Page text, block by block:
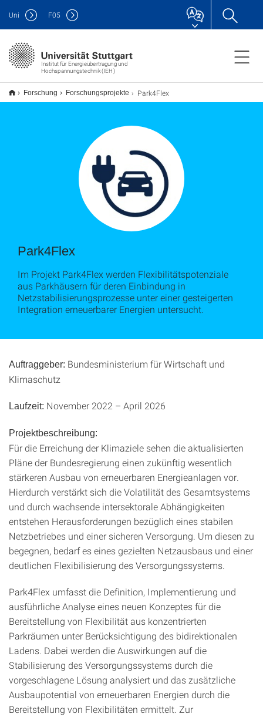
Institut für Energieübertragung und
Hochspannungstechnik (IEH)
Uni F05
Forschung Forschungsprojekte Park4Flex
Park4Flex
Im Projekt Park4Flex werden Flexibilitätspotenziale
aus Parkhäusern für deren Einbindung in
Netzstabilisierungsprozesse unter einer gesteigerten
Integration erneuerbarer Energien untersucht.
Auftraggeber: Bundesministerium für Wirtschaft und
Klimaschutz
Laufzeit: November 2022 – April 2026
Projektbeschreibung:
Für die Erreichung der Klimaziele sehen die aktualisierten
Pläne der Bundesregierung einen zukünftig wesentlich
stärkeren Ausbau von erneuerbaren Energieanlagen vor.
Hierdurch verstärkt sich die Volatilität des Gesamtsystems
und durch wachsende intersektorale Abhängigkeiten
entstehen Herausforderungen bezüglich eines stabilen
Netzbetriebes und einer sicheren Versorgung. Um diesen zu
begegnen, bedarf es eines gezielten Netzausbaus und einer
deutlichen Flexibilisierung des Versorgungssystems.
Park4Flex umfasst die Definition, Implementierung und
ausführliche Analyse eines neuen Konzeptes für die
Bereitstellung von Flexibilität aus konzentrierten
Parkräumen unter Berücksichtigung des bidirektionalen
Ladens. Dabei werden die Auswirkungen auf die
Stabilisierung des Versorgungssystems durch die
vorgeschlagene Lösung analysiert und das zusätzliche
Ausbaupotential von erneuerbaren Energien durch die
Bereitstellung von Flexibilitäten ermittelt. Zur